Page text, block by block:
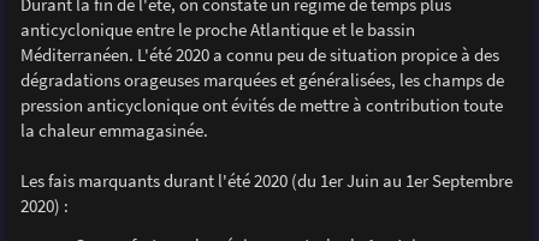
anticyclonique entre le proche Atlantique et le bassin
Méditerranéen. L'été 2020 a connu peu de situation propice à des
dégradations orageuses marquées et généralisées, les champs de
pression anticyclonique ont évités de mettre à contribution toute
la chaleur emmagasinée.
Les fais marquants durant l'été 2020 (du 1er Juin au 1er Septembre
2020) :